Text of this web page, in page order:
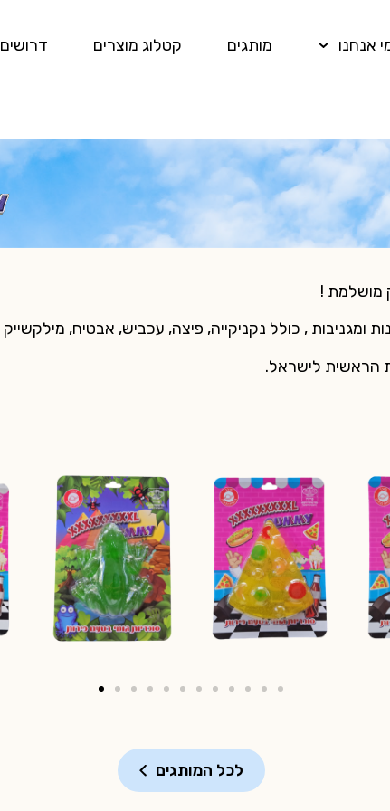
אנחנו מותגים קטלוג מוצרים דרושים
מושלמת !
הראשית לישראל.
לכל המותגים